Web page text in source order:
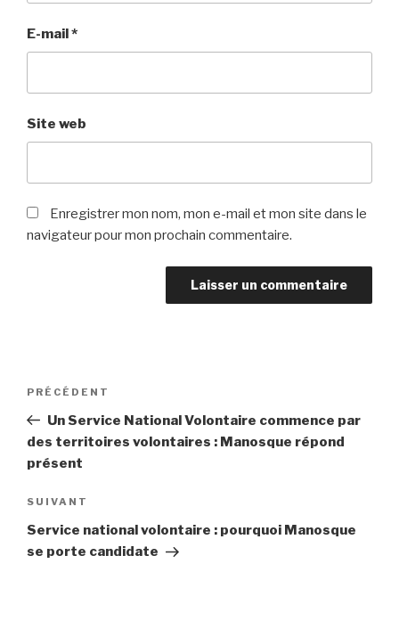
E-mail*
Site web
Enregistrer mon nom, mon e-mail et mon site dans le
navigateur pour mon prochain commentaire.
PRÉCÉDENT
Un Service National Volontaire commence par
des territoires volontaires : Manosque répond
présent
SUIVANT
Service national volontaire : pourquoi Manosque
se porte candidate